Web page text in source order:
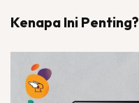
Kenapa Ini Penting?